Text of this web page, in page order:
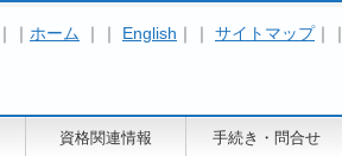
｜｜ ホーム ｜｜ English ｜｜ サイトマップ｜｜
資格関連情報 手続き・問合せ